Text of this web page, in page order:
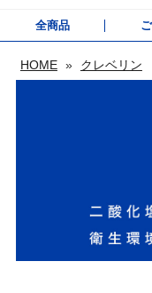
全商品
HOME » クレベリン